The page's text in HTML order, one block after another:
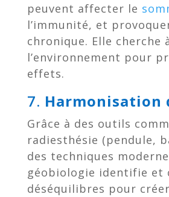
peuvent affecter le
l’immunité, et
chronique. Elle cherche
l’environnement pour
effets.
7. Harmonisation
Grâce à des outils
radiesthésie (pendule,
des techniques
géobiologie identifie et
déséquilibres pour